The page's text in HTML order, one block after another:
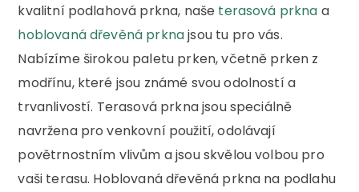
kvalitní podlahová prkna, naše terasová prkna a
hoblovaná dřevěná prknajsou tu pro vás.
Nabízíme širokou paletu prken, včetně prken z
modřínu, které jsou známé svou odolností a
trvanlivostí. Terasová prkna jsou speciálně
navržena pro venkovní použití, odolávají
povětrnostním vlivům a jsou skvělou volbou pro
vaši terasu. Hoblovaná dřevěná prkna na podlahu